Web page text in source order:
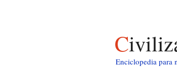
Enciclopedia para